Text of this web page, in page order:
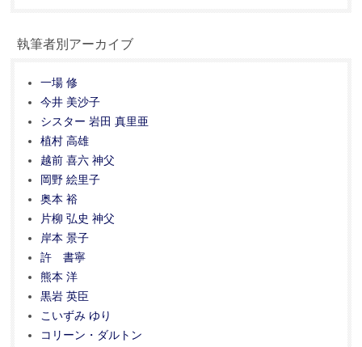
執筆者別アーカイブ
一場 修
今井 美沙子
シスター 岩田 真里亜
植村 高雄
越前 喜六 神父
岡野 絵里子
奥本 裕
片柳 弘史 神父
岸本 景子
許 書寧
熊本 洋
黒岩 英臣
こいずみ ゆり
コリーン・ダルトン